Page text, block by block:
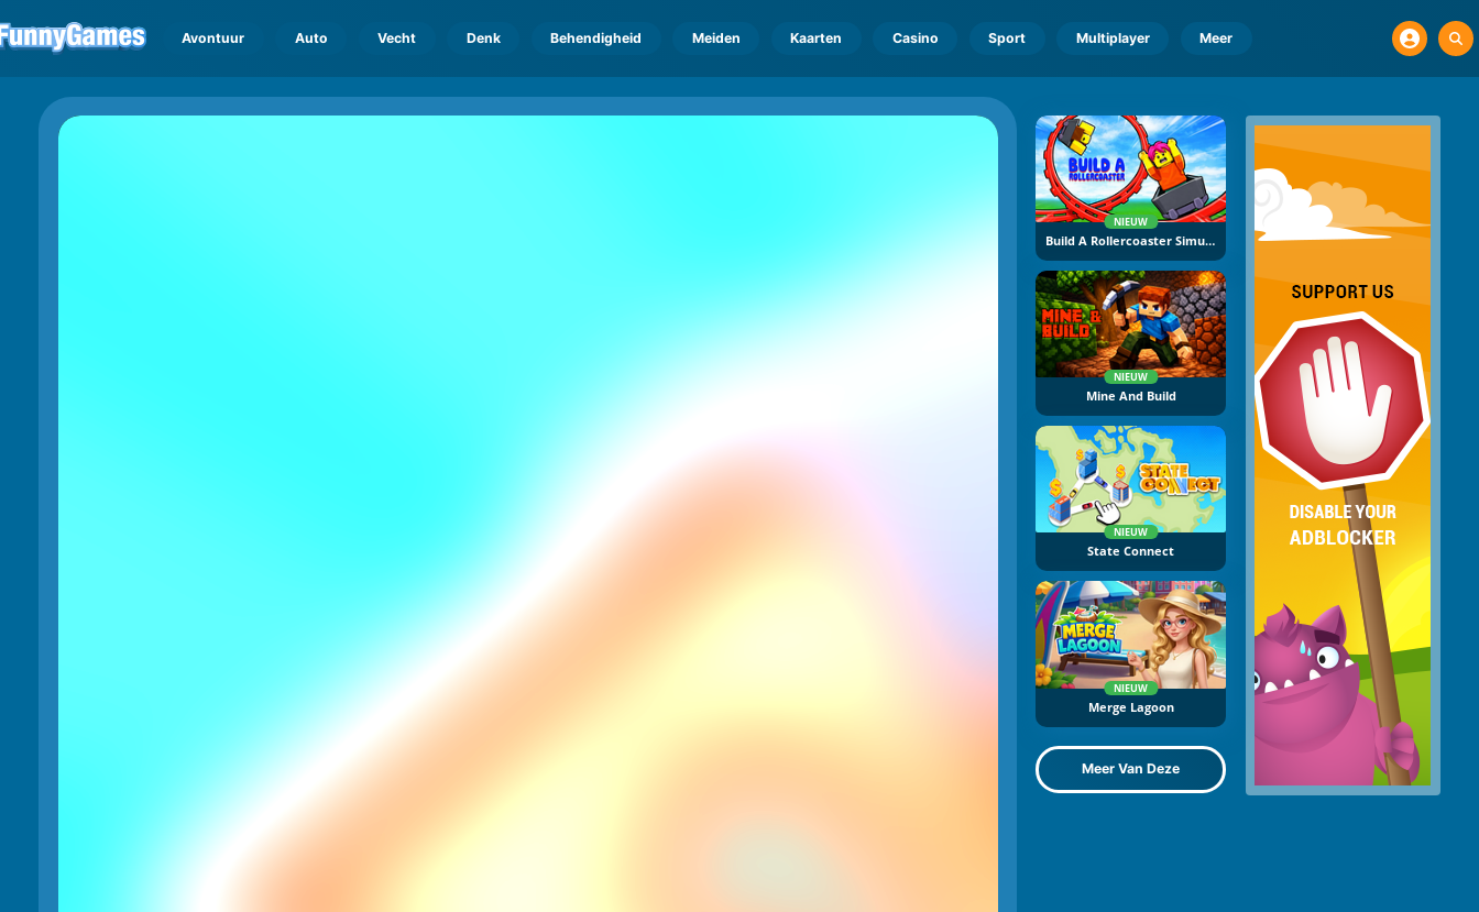
Avontuur Auto Vecht Denk Behendigheid Meiden Kaarten Casino Sport Multiplayer Meer
NIEUW
Build A Rollercoaster Simulator
NIEUW
Mine And Build
NIEUW
State Connect
NIEUW
Merge Lagoon
Meer Van Deze